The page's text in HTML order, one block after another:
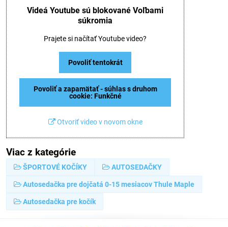
Videá Youtube sú blokované Voľbami
súkromia
Prajete si načítať Youtube video?
Povoliť tentokrát
Povoliť a zapamätať - súhlas s druhom
cookie: Funkčné
Otvoriť video v novom okne
Viac z kategórie
ŠPORTOVÉ KOČÍKY AUTOSEDAČKY
Autosedačka pre dojčatá 0-15 mesiacov Thule Maple
Autosedačka pre kočík